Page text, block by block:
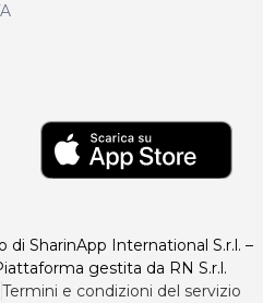
SharinApp International S.r.l. –
gestita da RN S.r.l.
Termini e condizioni del servizio